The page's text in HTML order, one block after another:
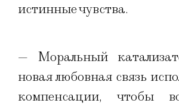
истинные чувства.
— Моральный
новая любовная связь
компенсации, чтобы